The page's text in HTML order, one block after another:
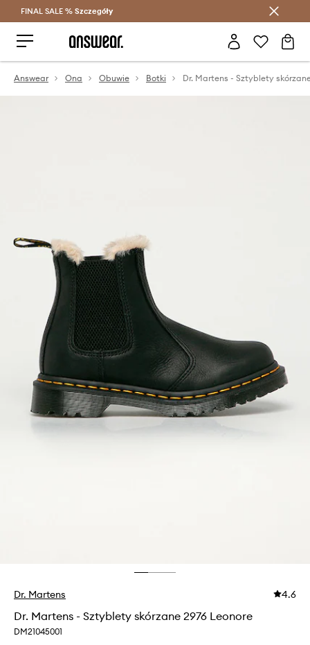
Oszczędzaj z Answear Club >
FINAL SALE % Szczegóły
Answear Ona Obuwie Botki
Dr. Martens 4.6
Dr. Martens - Sztyblety skórzane 2976 Leonore
DM21045001